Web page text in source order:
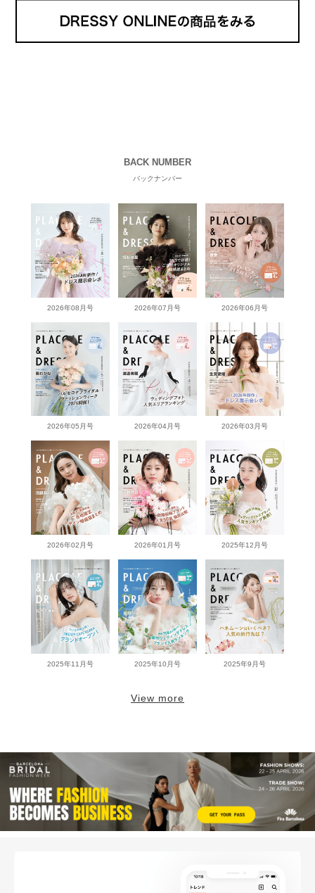
BACK NUMBER
バックナンバー
2026年08月号 2026年07月号 2026年06月号
2026年05月号 2026年04月号 2026年03月号
2026年02月号 2026年01月号 2025年12月号
2025年11月号 2025年10月号 2025年9月号
View more